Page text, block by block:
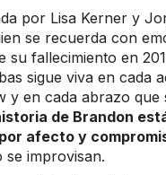
por Lisa Kerner y
se recuerda con
su fallecimiento en
sigue viva en cada
y en cada abrazo que
de Brandon
afecto y
se improvisan.